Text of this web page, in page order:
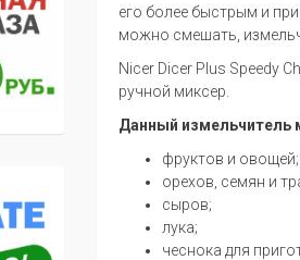
его более быстрым и
можно смешать,
Nicer Dicer Plus Speedy
ручной миксер.
Данный измельчитель
фруктов и овощей;
орехов, семян и
сыров;
лука;
чеснока для